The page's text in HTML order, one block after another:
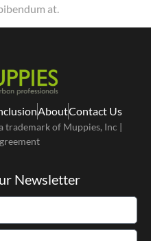
at.
AboutContact Us
trademark of Muppies, Inc |
Newsletter